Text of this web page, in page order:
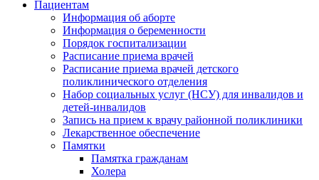
Пациентам
Информация об аборте
Информация о беременности
Порядок госпитализации
Расписание приема врачей
Расписание приема врачей детского
поликлинического отделения
Набор социальных услуг (НСУ) для инвалидов и
детей-инвалидов
Запись на прием к врачу районной поликлиники
Лекарственное обеспечение
Памятки
Памятка гражданам
Холера